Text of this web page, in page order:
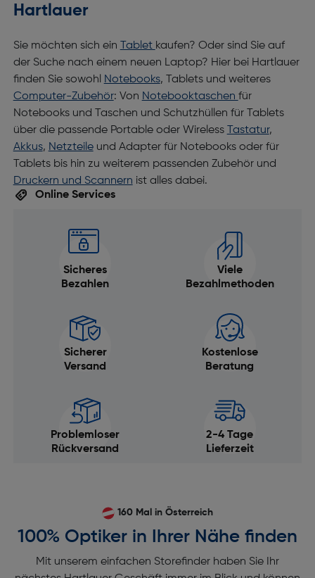
Hartlauer
Sie möchten sich ein Tablet kaufen? Oder sind Sie auf
der Suche nach einem neuen Laptop? Hier bei Hartlauer
finden Sie sowohl
Notebooks, Tablets und weiteres
Computer-Zubehör: Von Notebooktaschen für
Notebooks und Taschen und Schutzhüllen für Tablets
über die passende Portable oder Wireless
Tastatur,
Akkus, Netzteileund Adapter für Notebooks oder für
Tablets bis hin zu weiterem passenden Zubehör und
Druckern und Scannern ist alles dabei.
Online Services
Sicheres
Bezahlen
Viele
Bezahlmethoden
Sicherer
Versand
Kostenlose
Beratung
Problemloser
Rückversand
2-4 Tage
Lieferzeit
160 Mal in Österreich
100% Optiker in Ihrer Nähe finden
Mit unserem einfachen Storefinder haben Sie Ihr